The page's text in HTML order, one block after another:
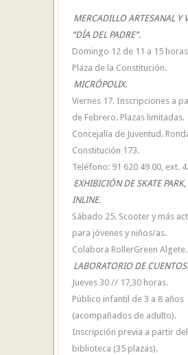
MERCADILLO ARTESANAL Y
“DÍA DEL PADRE”.
Domingo 12 de 11 a 15
Plaza de la Constitución.
MICRÓPOLIX.
Viernes 17. Inscripciones a
de Febrero. Plazas limitadas.
Concejalía de Juventud.
Constitución 173.
Teléfono: 91 620 49 00, ext.
EXHIBICIÓN DE SKATE PARK,
INLINE.
Sábado 25. Scooter y más
para jóvenes y niños/as.
Colabora RollerGreen Algete.
LABORATORIO DE CUENTOS.
Jueves 30 // 17,30 horas.
Público infantil de 3 a 8 años
(acompañados de adulto).
Inscripción previa a partir
biblioteca (35 plazas).